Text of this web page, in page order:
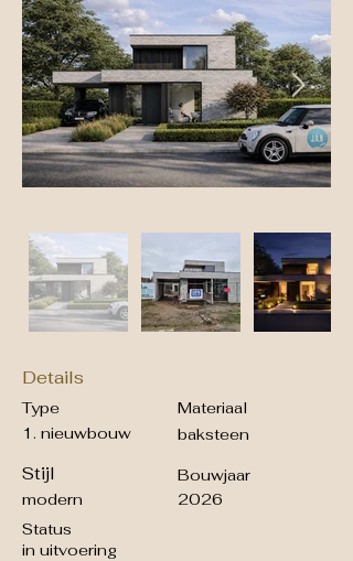
Details
Type
1. nieuwbouw
Stijl
modern
Materiaal
baksteen
Bouwjaar
2026
Status
in uitvoering